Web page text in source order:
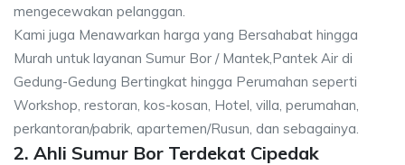
mengecewakan pelanggan.
Kami juga Menawarkan harga yang Bersahabat hingga
Murah untuk layanan Sumur Bor / Mantek,Pantek Air di
Gedung-Gedung Bertingkat hingga Perumahan seperti
Workshop, restoran, kos-kosan, Hotel, villa, perumahan,
perkantoran/pabrik, apartemen/Rusun, dan sebagainya.
2. Ahli Sumur Bor Terdekat Cipedak